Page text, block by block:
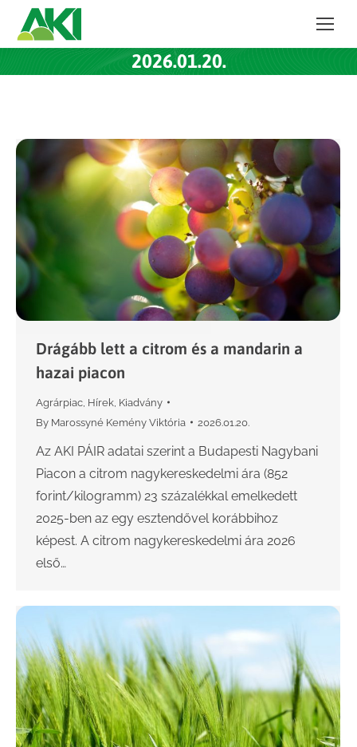
2026.01.20.
Drágább lett a citrom és a mandarin a
hazai piacon
Agrárpiac Hírek Kiadvány
By Marossyné Kemény Viktória 2026.01.20.
Az AKI PÁIR adatai szerint a Budapesti Nagybani
Piacon a citrom nagykereskedelmi ára (852
forint/kilogramm) 23 százalékkal emelkedett
2025-ben az egy esztendővel korábbihoz
képest. A citrom nagykereskedelmi ára 2026
első…